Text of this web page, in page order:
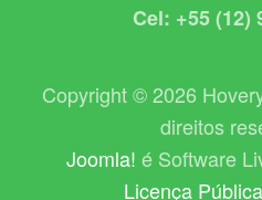
Cel: +55 (12)
Copyright © 2026
direitos
Joomla! é Software
Licença